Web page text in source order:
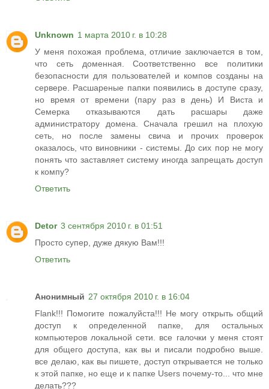
Unknown 1 марта 2010 г. в 10:28
У меня похожая проблема, отличие заключается в том,
что сеть доменная. Соответственно все политики
безопасности для пользователей и компов созданы на
сервере. Расшареные папки появились в доступе сразу,
но время от времени (пару раз в день) И Виста и
Семерка отказываются дать расшары даже
администратору домена. Сначала грешил на плохую
сеть, но после замены свича и прочих проверок
оказалось, что виновники - системы. До сих пор не могу
понять что заставляет систему иногда запрещать доступ
к компу?
Ответить
Detor 3 сентября 2010 г. в 01:51
Просто супер, дуже дякую Вам!!!
Ответить
Анонимный 27 октября 2010 г. в 16:04
Flank!!! Помогите пожалуйста!!! Не могу открыть общий
доступ к определенной папке, для остальных
компьютеров локальной сети. все галочки у меня стоят
для общего доступа, как вы и писали подробно выше.
все делаю, как вы пишете, доступ открывается не только
к этой папке, но еще и к папке Users почему-то... что мне
делать???